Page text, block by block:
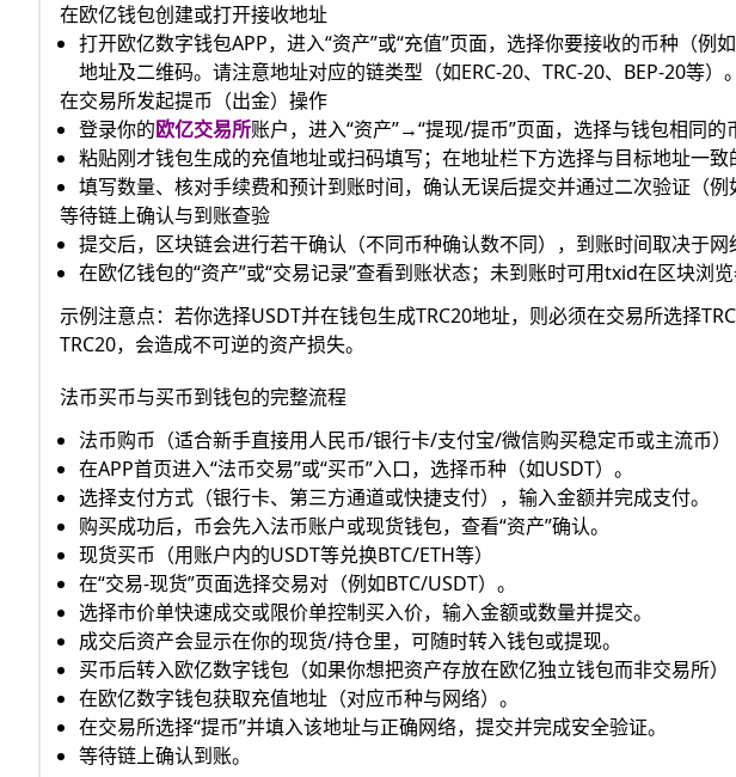
在欧亿钱包创建或打开接收地址
打开欧亿数字钱包APP，进入“资产”或“充值”页面，选择你要接收的币种（例
地址及二维码。请注意地址对应的链类型（如ERC-20、TRC-20、BEP-20等）。
在交易所发起提币（出金）操作
登录你的欧亿交易所账户，进入“资产”→“提现/提币”页面，选择与钱包相同的
粘贴刚才钱包生成的充值地址或扫码填写；在地址栏下方选择与目标地址一致
填写数量、核对手续费和预计到账时间，确认无误后提交并通过二次验证（例
等待链上确认与到账查验
提交后，区块链会进行若干确认（不同币种确认数不同），到账时间取决于网
在欧亿钱包的“资产”或“交易记录”查看到账状态；未到账时可用txid在区块浏览
示例注意点：若你选择USDT并在钱包生成TRC20地址，则必须在交易所选择
TRC20，会造成不可逆的资产损失。
法币买币与买币到钱包的完整流程
法币购币（适合新手直接用人民币/银行卡/支付宝/微信购买稳定币或主流币）
在APP首页进入“法币交易”或“买币”入口，选择币种（如USDT）。
选择支付方式（银行卡、第三方通道或快捷支付），输入金额并完成支付。
购买成功后，币会先入法币账户或现货钱包，查看“资产”确认。
现货买币（用账户内的USDT等兑换BTC/ETH等）
在“交易-现货”页面选择交易对（例如BTC/USDT）。
选择市价单快速成交或限价单控制买入价，输入金额或数量并提交。
成交后资产会显示在你的现货/持仓里，可随时转入钱包或提现。
买币后转入欧亿数字钱包（如果你想把资产存放在欧亿独立钱包而非交易所）
在欧亿数字钱包获取充值地址（对应币种与网络）。
在交易所选择“提币”并填入该地址与正确网络，提交并完成安全验证。
等待链上确认到账。